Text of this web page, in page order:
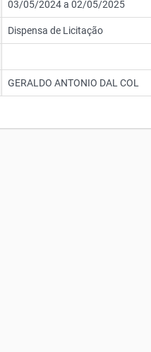
03/05/2024 a 02/05/2025
Dispensa de Licitação
GERALDO ANTONIO DAL COL